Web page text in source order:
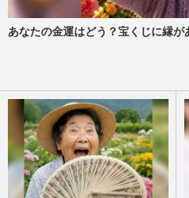
あなたの金運はどう？宝くじに縁